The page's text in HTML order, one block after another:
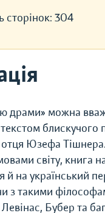
сторінок: 304
драми» можна
блискучого
Юзефа
світу, книга
й на український
з такими
Левінас, Бубер та